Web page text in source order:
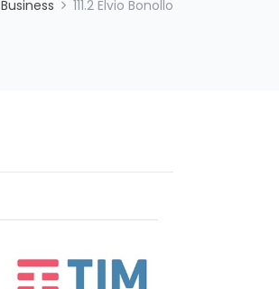
Business 111.2 Elvio Bonollo